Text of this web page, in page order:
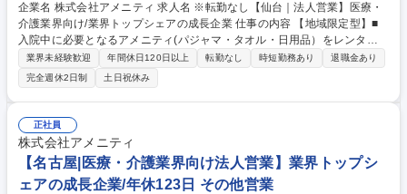
企業名 株式会社アメニティ 求人名 ※転勤なし【仙台｜法人営業】医療・
介護業界向け/業界トップシェアの成長企業 仕事の内容 【地域限定型】■
入院中に必要となるアメニティ(パジャマ・タオル・日用品）をレンタル
するアメニティサポートシステムを提供している当社にて、病院・介護施
設向けの提案営業をお任せ致します。 アメニティのレンタルサービスの提
案だけでなく、人材派遣・紹介等幅広く事業展開しているため、多角的に
提案ができることもポイントの一つです。社会貢献性も高く、今後の高齢
化社会において成長が見込める産業です。 また、病院や介護施設の業務軽
減に貢献する事で、患者様、利用者様へのサービス向上に直結する為、大
変やりがいのあるお仕事です。 ★2007年の設立以来、従業員数2,600名を
超える企業に成長した優良企業！ 募集職種 ※転勤なし【仙台｜法人営
業】医療・介護業界向け/業界トップシェアの成長企業
業界未経験歓迎 年間休日120日以上 転勤なし 時短勤務あり
退職金あり
完全週休2日制
土日祝休み
正社員
株式会社アメニティ
【名古屋|医療・介護業界向け法人営業】業界トップシ
ェアの成長企業/年休123日 その他営業